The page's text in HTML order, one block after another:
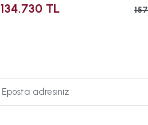
134.730 TL